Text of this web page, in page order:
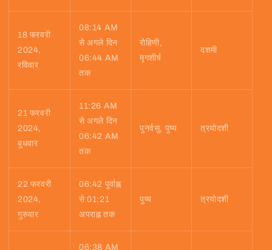
18 फरवरी
2024,
रविवार
08:14 AM
से अगले दिन
06:44 AM
तक
रोहिणी,
मृगशीर्ष
दशमी
21 फरवरी
2024,
बुधवार
11:26 AM
से अगले दिन
06:42 AM
तक
पुनर्वसु, पुष्य त्रयोदशी
22 फरवरी
2024,
गुरुवार
06:42 पूर्वाह्न
से 01:21
अपराह्न तक
पुष्य त्रयोदशी
06:38 AM